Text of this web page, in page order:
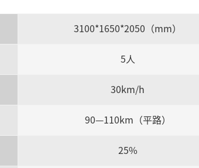
3100*1650*2050（mm）
5人
30km/h
90—110km（平路）
25%